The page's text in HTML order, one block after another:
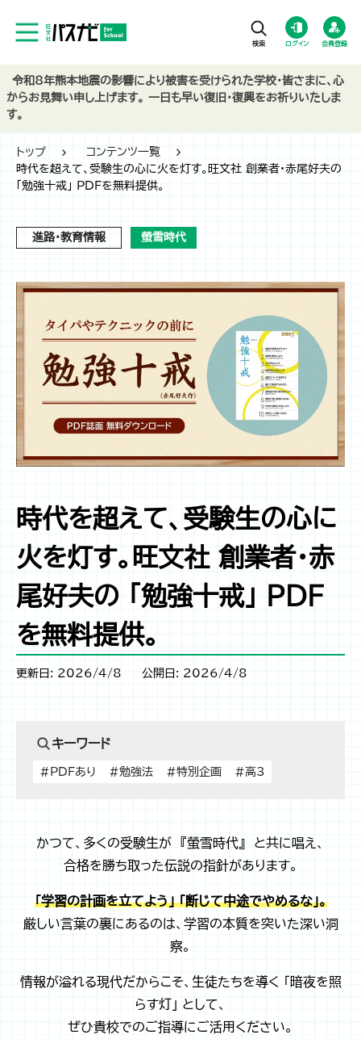
ログイン 会員登録
トップ
コンテンツ一覧
時代を超えて、受験生の心に火を灯す。旺文社 創業者・赤尾好夫の
「勉強十戒」 PDFを無料提供。
進路・教育情報 螢雪時代
時代を超えて、受験生の心に
火を灯す。旺文社 創業者・赤
尾好夫の 「勉強十戒」 PDF
を無料提供。
更新日: 2026/4/8 公開日: 2026/4/8
キーワード
#PDFあり #勉強法 #特別企画 #高3
かつて、多くの受験生が 『螢雪時代』 と共に唱え、
合格を勝ち取った伝説の指針があります。
「学習の計画を立てよう」 「断じて中途でやめるな」。
厳しい言葉の裏にあるのは、学習の本質を突いた深い洞
察。
情報が溢れる現代だからこそ、生徒たちを導く 「暗夜を照
らす灯」 として、
ぜひ貴校でのご指導にご活用ください。
令和8年熊本地震の影響により被害を受けられた学校・皆さまに、心
からお見舞い申し上げます。 一日も早い復旧・復興をお祈りいたしま
す。